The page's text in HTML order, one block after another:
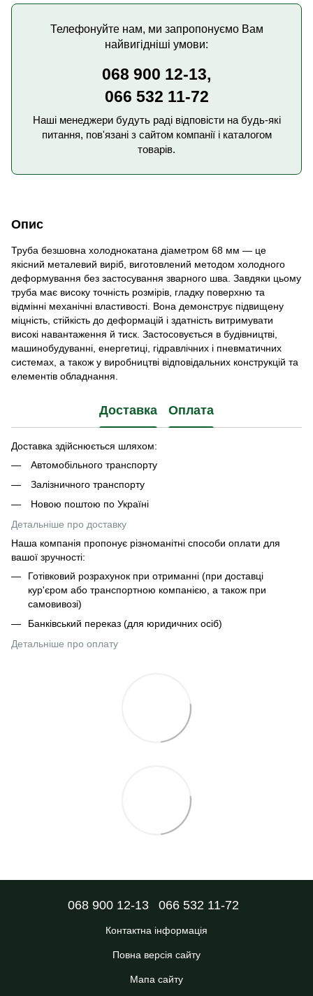
Телефонуйте нам, ми запропонуємо Вам
найвигідніші умови:
068 900 12-13,
066 532 11-72
Наші менеджери будуть раді відповісти на будь-які
питання, пов'язані з сайтом компанії і каталогом
товарів.
Опис
Труба безшовна холоднокатана діаметром 68 мм — це
якісний металевий виріб, виготовлений методом холодного
деформування без застосування зварного шва. Завдяки цьому
труба має високу точність розмірів, гладку поверхню та
відмінні механічні властивості. Вона демонструє підвищену
міцність, стійкість до деформацій і здатність витримувати
високі навантаження й тиск. Застосовується в будівництві,
машинобудуванні, енергетиці, гідравлічних і пневматичних
системах, а також у виробництві відповідальних конструкцій та
елементів обладнання.
Доставка Оплата
Доставка здійснюється шляхом:
Автомобільного транспорту
Залізничного транспорту
Новою поштою по Україні
Детальніше про доставку
Наша компанія пропонує різноманітні способи оплати для
вашої зручності:
Готівковий розрахунок при отриманні (при доставці
кур'єром або транспортною компанією, а також при
самовивозі)
Банківський переказ (для юридичних осіб)
Детальніше про оплату
068 900 12-13 066 532 11-72
Контактна інформація
Повна версія сайту
Мапа сайту